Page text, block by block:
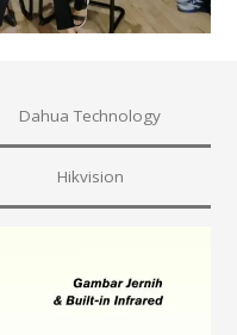
Dahua Technology
Hikvision